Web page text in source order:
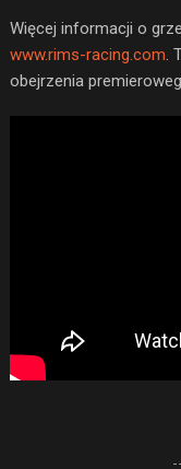
Więcej informacji o
www.rims-racing.com .
obejrzenia